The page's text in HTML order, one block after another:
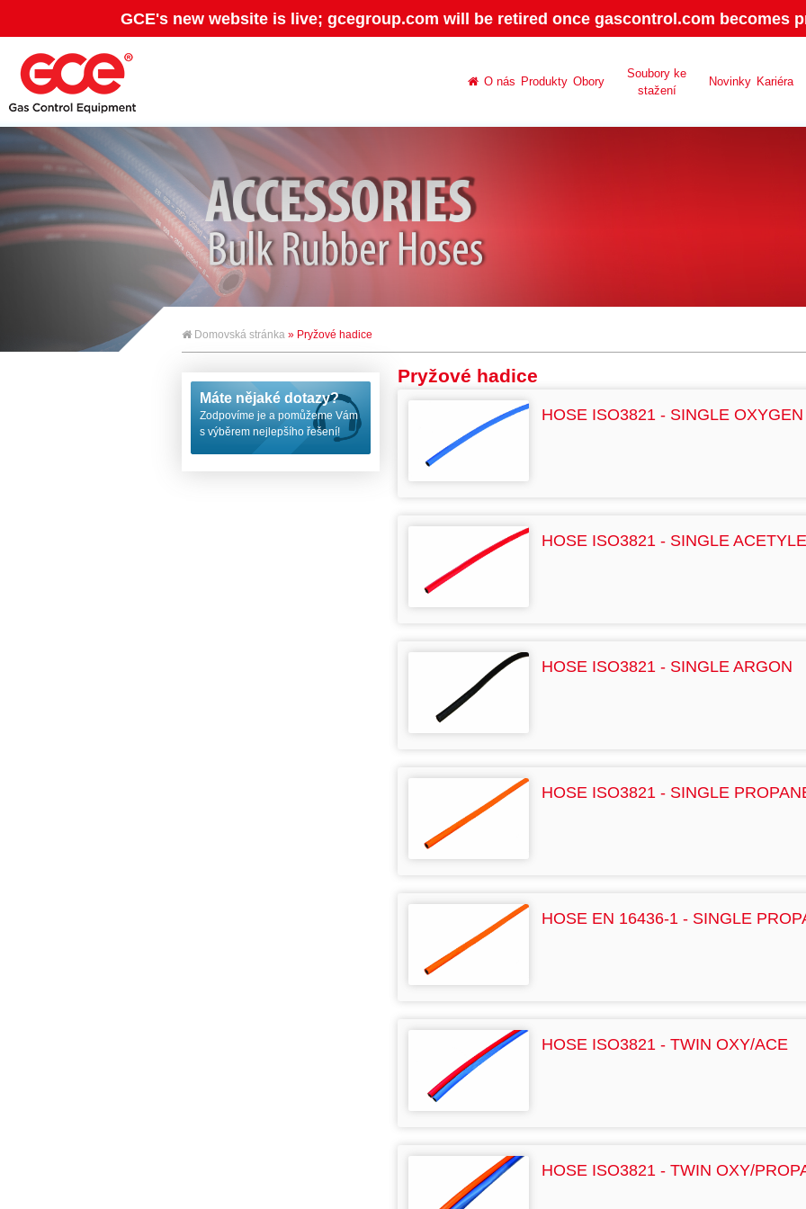
GCE's new website is live; gcegroup.com will be retired once gascontrol.com becomes
O nás Produkty Obory
Soubory ke
stažení
Novinky Kariéra
Domovská stránka » Pryžové hadice
Máte nějaké dotazy?
Zodpovíme je a pomůžeme Vám
s výběrem nejlepšího řešení!
Pryžové hadice
HOSE ISO3821 - SINGLE OXYGEN
HOSE ISO3821 - SINGLE
HOSE ISO3821 - SINGLE ARGON
HOSE ISO3821 - SINGLE
HOSE EN 16436-1 - SINGLE
HOSE ISO3821 - TWIN OXY/ACE
HOSE ISO3821 - TWIN OXY/